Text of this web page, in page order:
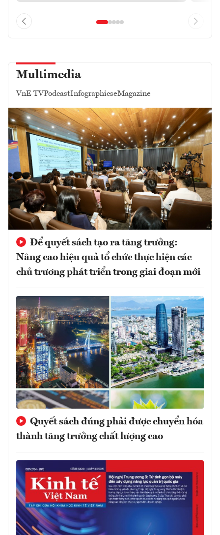
Multimedia
VnE TVPodcastInfographicseMagazine
Để quyết sách tạo ra tăng trưởng:
Nâng cao hiệu quả tổ chức thực hiện các
chủ trương phát triển trong giai đoạn mới
Quyết sách đúng phải được chuyển hóa
thành tăng trưởng chất lượng cao